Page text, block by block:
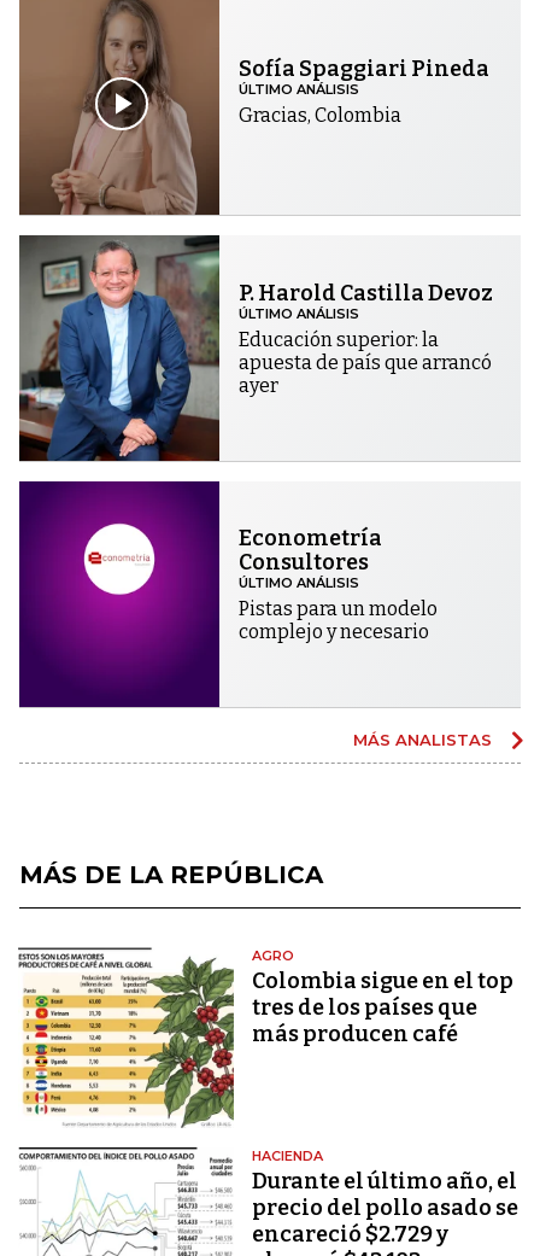
Sofía Spaggiari Pineda
ÚLTIMO ANÁLISIS
Gracias, Colombia
P. Harold Castilla Devoz
ÚLTIMO ANÁLISIS
Educación superior: la
apuesta de país que arrancó
ayer
Econometría
Consultores
ÚLTIMO ANÁLISIS
Pistas para un modelo
complejo y necesario
MÁS ANALISTAS
MÁS DE LA REPÚBLICA
AGRO
Colombia sigue en el top
tres de los países que
más producen café
HACIENDA
Durante el último año, el
precio del pollo asado se
encareció $2.729 y